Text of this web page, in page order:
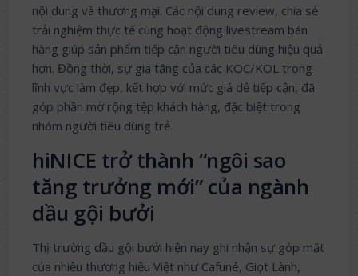
nội dung và thương mại. Các nội dung review, chia sẻ
trải nghiệm thực tế cùng hoạt động livestream bán
hàng giúp sản phẩm tiếp cận người tiêu dùng hiệu quả
hơn. Đồng thời, sự gia tăng của các KOC/KOL trong
lĩnh vực làm đẹp, kết hợp với mức giá dễ tiếp cận, đã
góp phần mở rộng tệp khách hàng, đặc biệt trong
nhóm người tiêu dùng trẻ.
hiNICE trở thành “ngôi sao
tăng trưởng mới” của ngành
dầu gội bưởi
Thị trường dầu gội bưởi hiện nay ghi nhận sự góp mặt
của nhiều thương hiệu Việt như Cafuné, Giọt Lành,